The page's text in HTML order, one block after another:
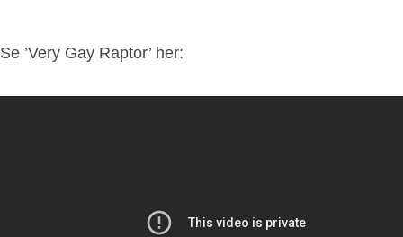
Se ’Very Gay Raptor’ her: